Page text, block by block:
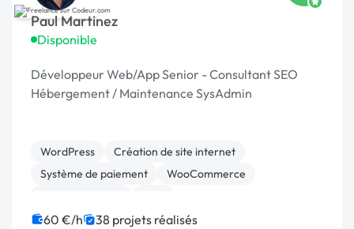
Paul Martinez
Disponible
Développeur Web/App Senior - Consultant SEO
Hébergement / Maintenance SysAdmin
WordPress
Création de site internet
Système de paiement
WooCommerce
Migration ou refonte de site
60 €/h 38 projets réalisés